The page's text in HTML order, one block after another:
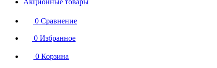
Акционные товары
0 Сравнение
0 Избранное
0 Корзина